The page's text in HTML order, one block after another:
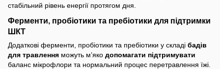
стабільний рівень енергії протягом дня.
Ферменти, пробіотики та пребіотики для підтримки
ШКТ
Додаткові ферменти, пробіотики та пребіотики у складі бадів
для травлення можуть м’яко допомагати підтримувати
баланс мікрофлори та нормальний процес перетравлення їжі.